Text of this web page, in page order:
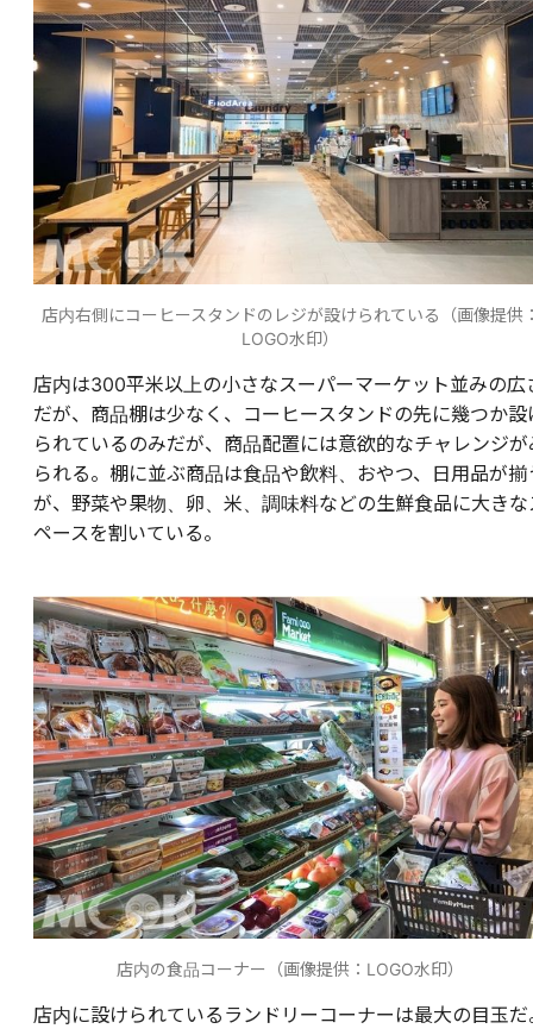
店内右側にコーヒースタンドのレジが設けられている（画像提供
LOGO水印）
店内は300平米以上の小さなスーパーマーケット並みの広
だが、商品棚は少なく、コーヒースタンドの先に幾つか設
られているのみだが、商品配置には意欲的なチャレンジが
られる。棚に並ぶ商品は食品や飲料、おやつ、日用品が揃
が、野菜や果物、卵、米、調味料などの生鮮食品に大きな
ペースを割いている。
店内の食品コーナー（画像提供：LOGO水印）
店内に設けられているランドリーコーナーは最大の目玉だ